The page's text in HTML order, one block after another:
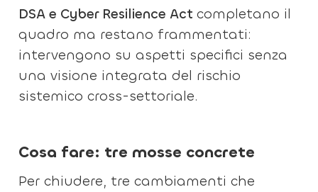
DSA e Cyber Resilience Actcompletano il
quadro ma restano frammentati:
intervengono su aspetti specifici senza
una visione integrata del rischio
sistemico cross-settoriale.
Cosa fare: tre mosse concrete
Per chiudere, tre cambiamenti che